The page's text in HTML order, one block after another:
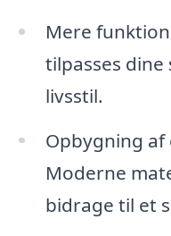
Mere
tilpasses dine
livsstil.
Opbygning af
Moderne
bidrage til et